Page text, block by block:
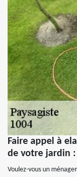
Faire appel à
de votre jardin
Voulez-vous un